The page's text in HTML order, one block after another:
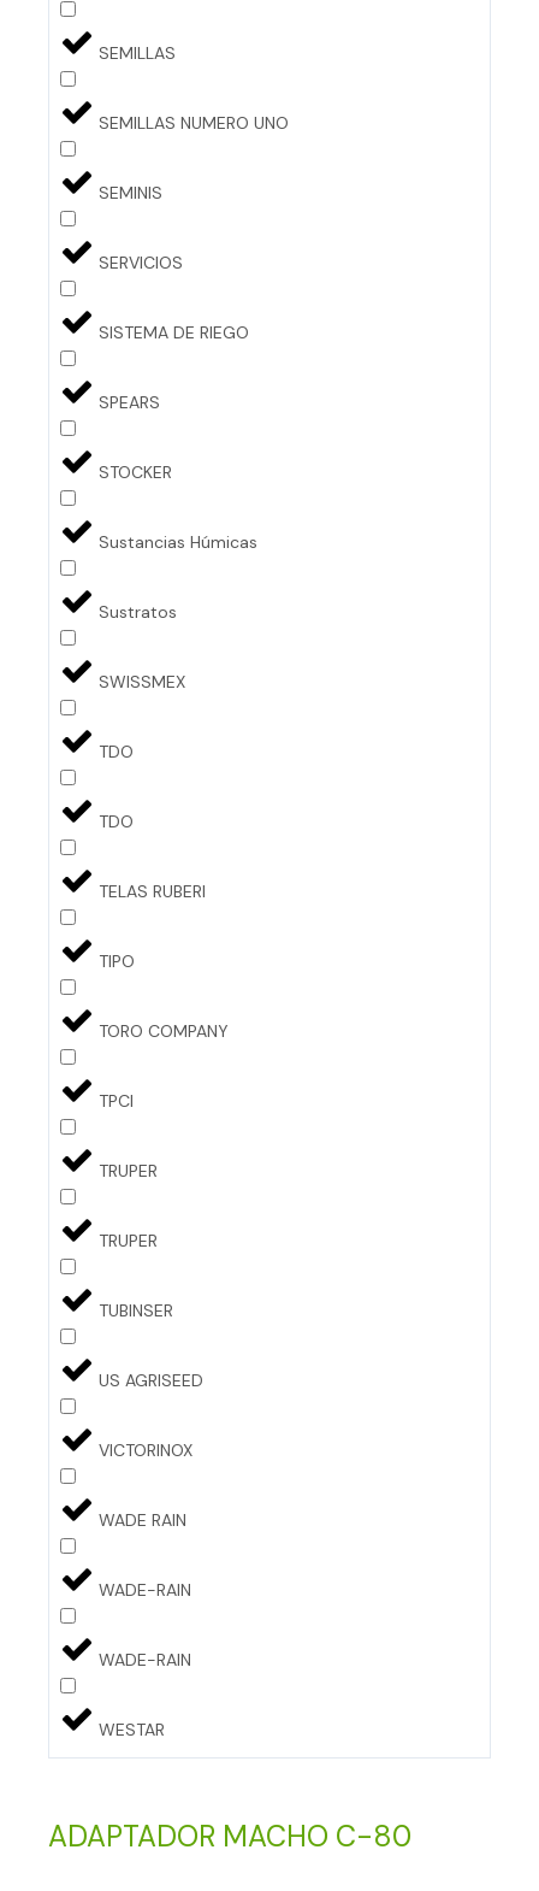
SEMILLAS
SEMILLAS NUMERO UNO
SEMINIS
SERVICIOS
SISTEMA DE RIEGO
SPEARS
STOCKER
Sustancias Húmicas
Sustratos
SWISSMEX
TDO
TDO
TELAS RUBERI
TIPO
TORO COMPANY
TPCI
TRUPER
TRUPER
TUBINSER
US AGRISEED
VICTORINOX
WADE RAIN
WADE-RAIN
WADE-RAIN
WESTAR
ADAPTADOR MACHO C-80